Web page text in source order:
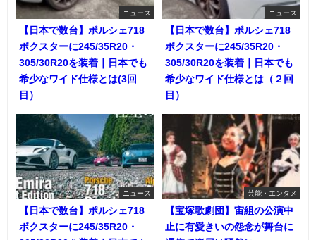
ニュース
【日本で数台】ポルシェ718
ボクスターに245/35R20・
305/30R20を装着｜日本でも
希少なワイド仕様とは(3回
目）
ニュース
【日本で数台】ポルシェ718
ボクスターに245/35R20・
305/30R20を装着｜日本でも
希少なワイド仕様とは（２回
目）
ニュース
【日本で数台】ポルシェ718
ボクスターに245/35R20・
芸能・エンタメ
【宝塚歌劇団】宙組の公演中
止に有愛きいの怨念が舞台に